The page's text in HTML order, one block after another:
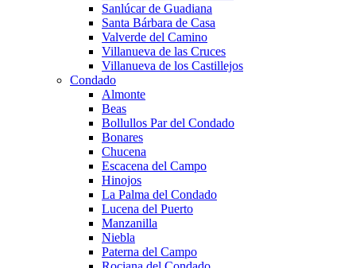
Sanlúcar de Guadiana
Santa Bárbara de Casa
Valverde del Camino
Villanueva de las Cruces
Villanueva de los Castillejos
Condado
Almonte
Beas
Bollullos Par del Condado
Bonares
Chucena
Escacena del Campo
Hinojos
La Palma del Condado
Lucena del Puerto
Manzanilla
Niebla
Paterna del Campo